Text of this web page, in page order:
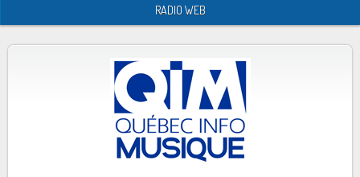
RADIO WEB